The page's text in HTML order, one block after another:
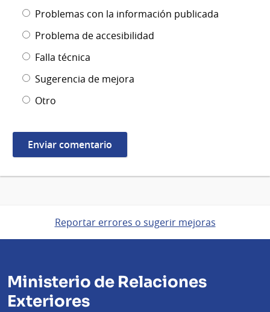
Problemas con la información publicada
Problema de accesibilidad
Falla técnica
Sugerencia de mejora
Otro
Reportar errores o sugerir mejoras
Ministerio de Relaciones
Exteriores